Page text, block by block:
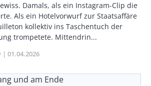
Damals, als ein Instagram-Clip die
Als ein Hotelvorwurf zur Staatsaffäre
kollektiv ins Taschentuch der
trompetete. Mittendrin...
Publikationsdatum
01.04.2026
und am Ende